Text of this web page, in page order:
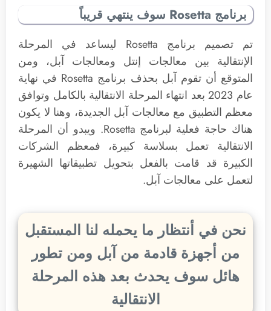
برنامج Rosetta سوف ينتهي قريباً
تم تصميم برنامج Rosetta ليساعد في المرحلة
الإنتقالية بين معالجات إنتل ومعالجات آبل، ومن
المتوقع أن تقوم آبل بحذف برنامج Rosetta في نهاية
عام 2023 بعد انتهاء المرحلة الانتقالية بالكامل وتوافق
معظم التطبيق مع معالجات آبل الجديدة، وهنا لا يكون
هناك حاجة فعلية لبرنامج Rosetta. ويبدو أن المرحلة
الانتقالية تعمل بسلاسة كبيرة، فمعظم الشركات
الكبيرة قد قامت بالفعل بتحويل تطبيقاتها الشهيرة
لتعمل على معالجات آبل.
نحن في أنتظار ما يحمله لنا المستقبل
من أجهزة قادمة من آبل ومن تطور
هائل سوف يحدث بعد هذه المرحلة
الانتقالية